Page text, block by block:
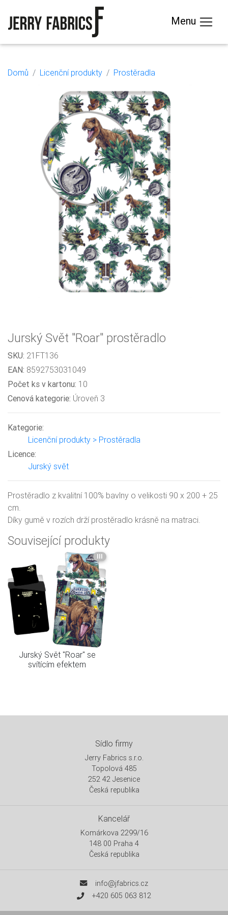
Menu
Domů Licenční produkty Prostěradla
Jurský Svět "Roar" prostěradlo
SKU: 21FT136
EAN: 8592753031049
Počet ks v kartonu: 10
Cenová kategorie: Úroveň 3
Kategorie:
Licenční produkty > Prostěradla
Licence:
Jurský svět
Prostěradlo z kvalitní 100% bavlny o velikosti 90 x 200 + 25
cm.
Díky gumě v rozích drží prostěradlo krásně na matraci.
Související produkty
III
Jurský Svět "Roar" se
svítícím efektem
Sídlo firmy
Jerry Fabrics s.r.o.
Topolová 485
252 42 Jesenice
Česká republika
Kancelář
Komárkova 2299/16
148 00 Praha 4
Česká republika
info@jfabrics.cz
+420 605 063 812